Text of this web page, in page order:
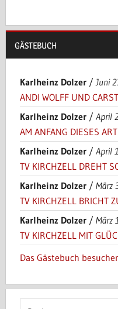
GÄSTEBUCH
Karlheinz Dolzer/ Juni
ANDI WOLFF UND
Karlheinz Dolzer/ April
AM ANFANG DIESES
Karlheinz Dolzer/ April
TV KIRCHZELL DREHT
Karlheinz Dolzer/ März
TV KIRCHZELL BRICHT
Karlheinz Dolzer/ März
TV KIRCHZELL MIT
Das Gästebuch